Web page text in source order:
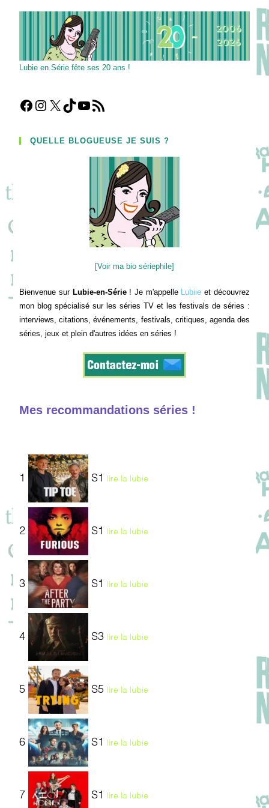
Lubie en Série fête ses 20 ans !
Facebook
Instagram
X TikTokYouTube
Flux RSS
QUELLE BLOGUEUSE JE SUIS ?
[Voir ma bio sériephile]
Bienvenue sur Lubie-en-Série! Je m'appelle Lubiie et découvrez
mon blog spécialisé sur les séries TV et les festivals de séries :
interviews, citations, événements, festivals, critiques, agenda des
séries, jeux et plein d'autres idées en séries !
Mes recommandations séries !
1 S1 lire la lubie
2 S1 lire la lubie
3 S1 lire la lubie
4 S3 lire la lubie
5 S5 lire la lubie
6 S1 lire la lubie
7 S1 lire la lubie